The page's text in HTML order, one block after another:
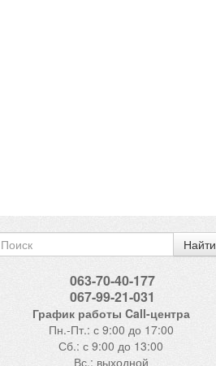
Найти
063-70-40-177
067-99-21-031
График работы Call-центра
Пн.-Пт.: с 9:00 до 17:00
Сб.: с 9:00 до 13:00
Вс.: выходной